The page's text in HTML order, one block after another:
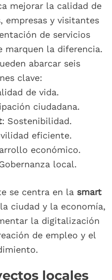
mejorar la calidad de
empresas y visitantes
de servicios
marquen la diferencia.
abarcar seis
clave:
de vida.
ciudadana.
: Sostenibilidad.
eficiente.
económico.
local.
se centra en la smart
ciudad y la economía,
la digitalización
de empleo y el
locales